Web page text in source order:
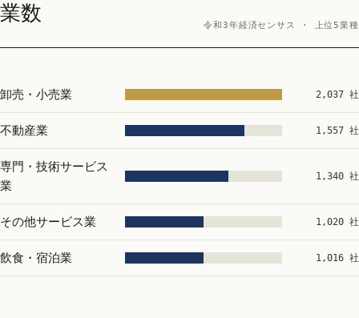
業数
令和3年経済センサス · 上位5業種
卸売・小売業 2,037 社
不動産業 1,557 社
専門・技術サービス
業
1,340 社
その他サービス業 1,020 社
飲食・宿泊業 1,016 社